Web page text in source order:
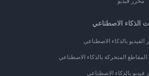
الذكاء الاصطناعي
الفيديو بالذكاء الاصطناعي
المقاطع المتحركة بالذكاء الاصطناعي
فيديو بالذكاء الاصطناعي